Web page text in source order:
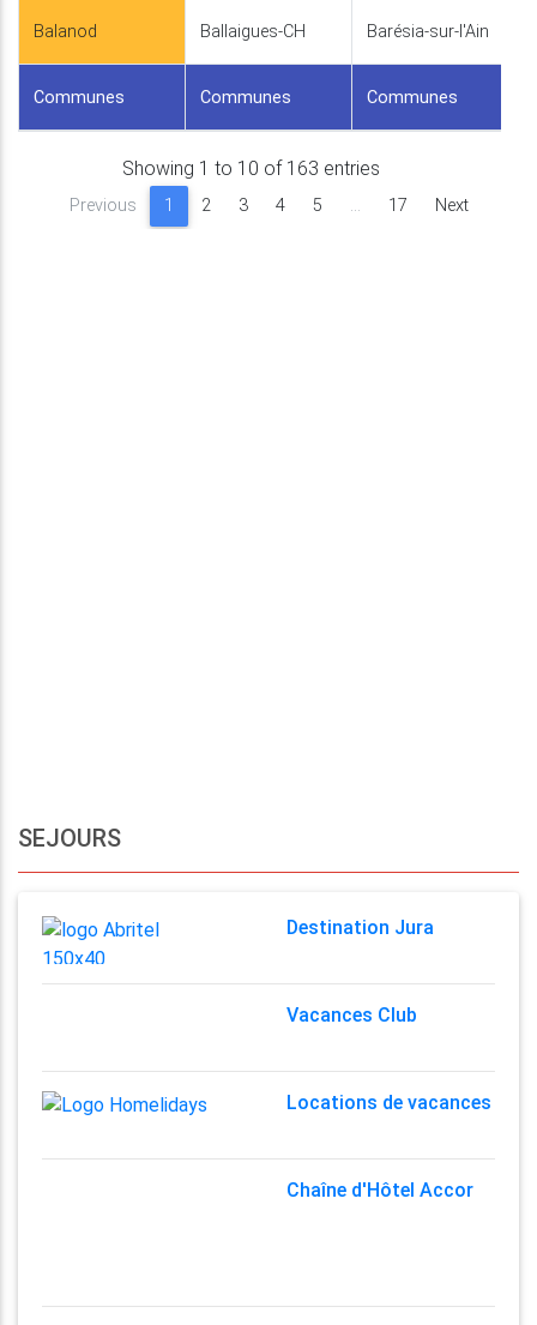
Balanod Ballaigues-CH Barésia-sur-l'Ain
Communes Communes Communes
Showing 1 to 10 of 163 entries
Previous 1 2 3 4 5 … 17 Next
SEJOURS
Destination Jura
Vacances Club
Locations de vacances
Chaîne d'Hôtel Accor